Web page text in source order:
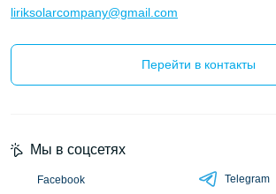
liriksolarcompany@gmail.com
Перейти в контакты
Мы в соцсетях
Facebook
Telegram